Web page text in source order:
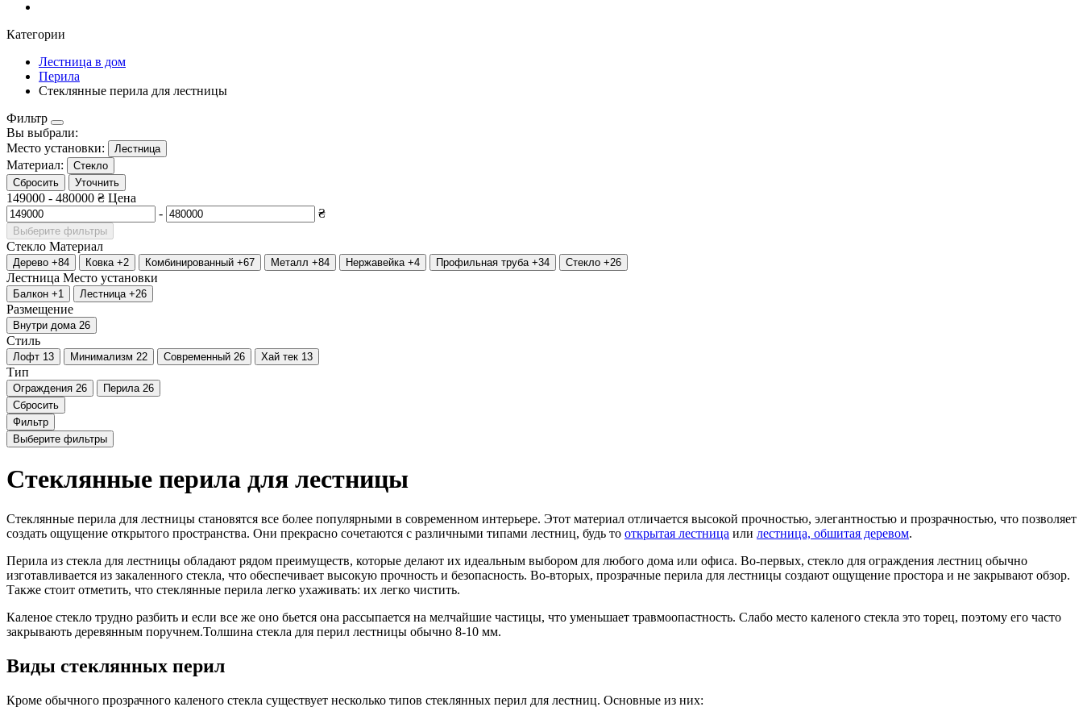
Категории
Лестница в дом
Перила
Стеклянные перила для лестницы
Фильтр
Вы выбрали:
Место установки:
Лестница
Материал:
Стекло
Сбросить
Уточнить
149000 - 480000 ₴ Цена
-
₴
Выберите фильтры
Стекло Материал
Дерево +84 Ковка +2 Комбинированный +67 Металл +84 Нержавейка +4 Профильная труба +34 Стекло +26
Лестница Место установки
Балкон +1 Лестница +26
Размещение
Внутри дома 26
Стиль
Лофт 13 Минимализм 22 Современный 26 Хай тек 13
Тип
Ограждения 26 Перила 26
Сбросить
Фильтр
Выберите фильтры
Стеклянные перила для лестницы
Стеклянные перила для лестницы становятся все более популярными в современном интерьере. Этот материал отличается высокой прочностью, элегантностью и прозрачностью, что позволяет
создать ощущение открытого пространства. Они прекрасно сочетаются с различными типами лестниц, будь то открытая лестница или лестница, обшитая деревом.
Перила из стекла для лестницы обладают рядом преимуществ, которые делают их идеальным выбором для любого дома или офиса. Во-первых, стекло для ограждения лестниц обычно
изготавливается из закаленного стекла, что обеспечивает высокую прочность и безопасность. Во-вторых, прозрачные перила для лестницы создают ощущение простора и не закрывают обзор.
Также стоит отметить, что стеклянные перила легко ухаживать: их легко чистить.
Каленое стекло трудно разбить и если все же оно бьется она рассыпается на мелчайшие частицы, что уменьшает травмоопастность. Слабо место каленого стекла это торец, поэтому его часто
закрывають деревянным поручнем.Толшина стекла для перил лестницы обычно 8-10 мм.
Виды стеклянных перил
Кроме обычного прозрачного каленого стекла существует несколько типов стеклянных перил для лестниц. Основные из них: